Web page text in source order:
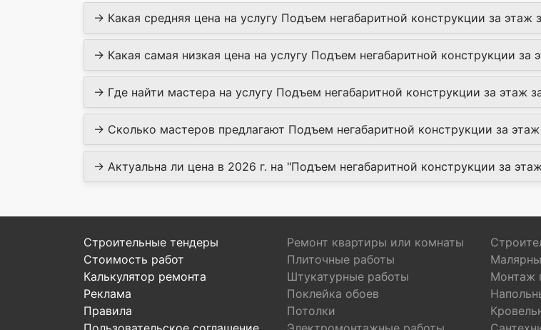
→ Какая средняя цена на услугу Подъем негабаритной конструкции за этаж
→ Какая самая низкая цена на услугу Подъем негабаритной конструкции за
→ Где найти мастера на услугу Подъем негабаритной конструкции за этаж
→ Сколько мастеров предлагают Подъем негабаритной конструкции за
→ Актуальна ли цена в 2026 г. на "Подъем негабаритной конструкции за
Строительные тендеры
Стоимость работ
Калькулятор ремонта
Реклама
Правила
Ремонт квартиры или комнаты
Плиточные работы
Штукатурные работы
Монтаж
Поклейка обоев
Потолки